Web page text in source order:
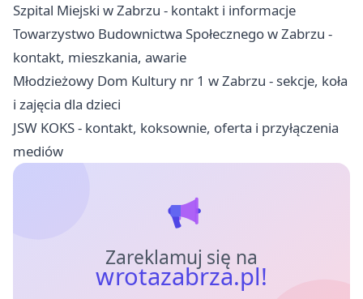
Szpital Miejski w Zabrzu - kontakt i informacje
Towarzystwo Budownictwa Społecznego w Zabrzu -
kontakt, mieszkania, awarie
Młodzieżowy Dom Kultury nr 1 w Zabrzu - sekcje, koła
i zajęcia dla dzieci
JSW KOKS - kontakt, koksownie, oferta i przyłączenia
mediów
Zareklamuj się na
wrotazabrza.pl!